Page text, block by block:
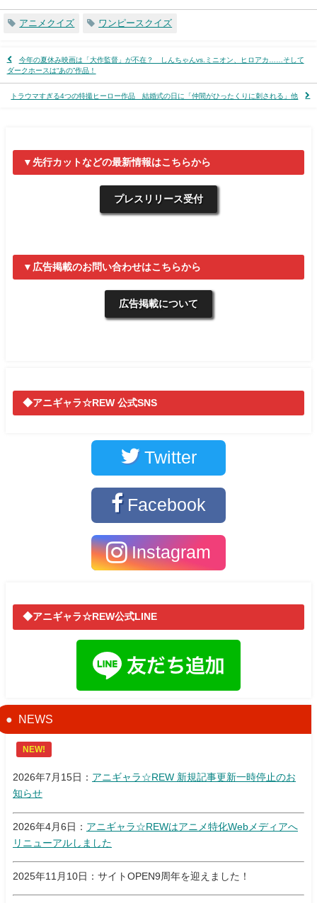
アニメクイズ ワンピースクイズ
今年の夏休み映画は「大作監督」が不在？ しんちゃんvs.ミニオン、ヒロアカ……そして
ダークホースは“あの”作品！
トラウマすぎる4つの特撮ヒーロー作品 結婚式の日に「仲間がひったくりに刺される」他
▼先行カットなどの最新情報はこちらから
プレスリリース受付
▼広告掲載のお問い合わせはこちらから
広告掲載について
◆アニギャラ☆REW 公式SNS
Twitter
Facebook
Instagram
◆アニギャラ☆REW公式LINE
NEWS
NEW!
2026年7月15日： アニギャラ☆REW 新規記事更新一時停止のお
知らせ
2026年4月6日： アニギャラ☆REWはアニメ特化Webメディアへ
リニューアルしました
2025年11月10日：サイトOPEN9周年を迎えました！